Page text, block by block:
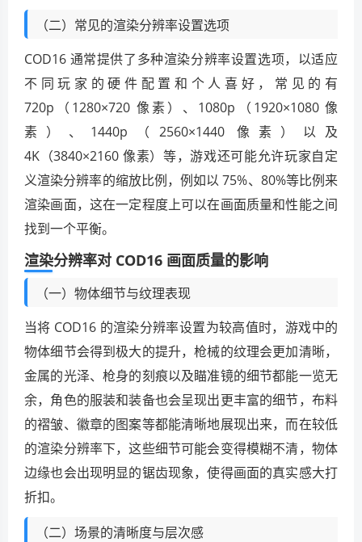
（二）常见的渲染分辨率设置选项
COD16 通常提供了多种渲染分辨率设置选项，以适应
不同玩家的硬件配置和个人喜好，常见的有
720p（1280×720 像素）、1080p（1920×1080 像
素）、1440p（2560×1440 像素）以及
4K（3840×2160 像素）等，游戏还可能允许玩家自定
义渲染分辨率的缩放比例，例如以 75%、80%等比例来
渲染画面，这在一定程度上可以在画面质量和性能之间
找到一个平衡。
渲染分辨率对 COD16 画面质量的影响
（一）物体细节与纹理表现
当将 COD16 的渲染分辨率设置为较高值时，游戏中的
物体细节会得到极大的提升，枪械的纹理会更加清晰，
金属的光泽、枪身的刻痕以及瞄准镜的细节都能一览无
余，角色的服装和装备也会呈现出更丰富的细节，布料
的褶皱、徽章的图案等都能清晰地展现出来，而在较低
的渲染分辨率下，这些细节可能会变得模糊不清，物体
边缘也会出现明显的锯齿现象，使得画面的真实感大打
折扣。
（二）场景的清晰度与层次感